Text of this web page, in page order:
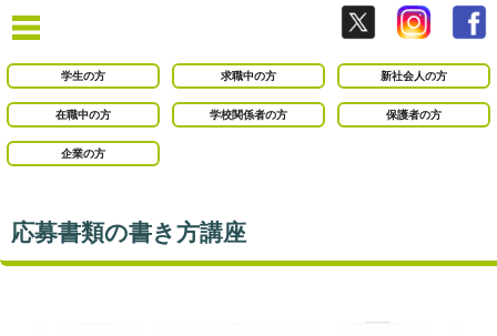
学生の方 求職中の方 新社会人の方
在職中の方 学校関係者の方 保護者の方
企業の方
応募書類の書き方講座